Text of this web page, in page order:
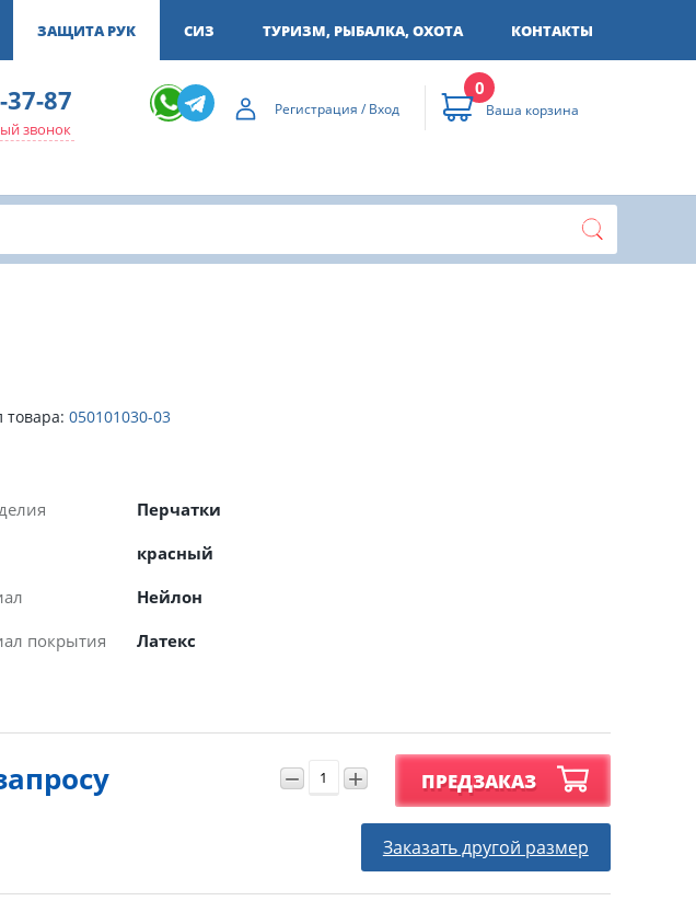
ЗАЩИТА РУК СИЗ ТУРИЗМ, РЫБАЛКА, ОХОТА КОНТАКТЫ
37-87
звонок
Регистрация / Вход
0
Ваша корзина
товара: 050101030-03
Перчатки
красный
Нейлон
покрытия
Латекс
− + ПРЕДЗАКАЗ
Заказать другой размер